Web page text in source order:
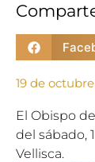
19 de
El Obispo
del sábado,
Vellisca.